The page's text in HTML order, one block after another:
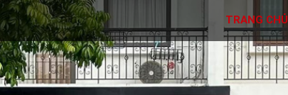
TRANG CHỦ